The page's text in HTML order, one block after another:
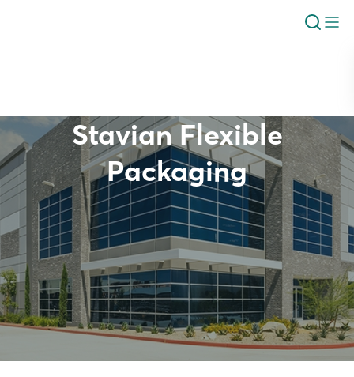
Stavian Flexible
Packaging
Giới thiệu